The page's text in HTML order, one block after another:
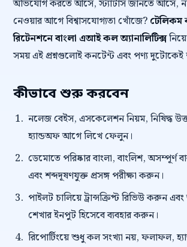
অভিযোগ করতে আসে, স্ট্যাটাস জানতে আসে,
নেওয়ার আগে বিশ্বাসযোগ্যতা খোঁজে? টেলিকম
রিটেনশনে বাংলা এআই কল অ্যানালিটিক্স
সময় এই প্রশ্নগুলোই কনটেন্ট এবং পণ্য দুটোকেই
কীভাবে শুরু করবেন
নলেজ বেইস, এসকেলেশন নিয়ম, নিষিদ্ধ
হ্যান্ডঅফ আগে লিখে ফেলুন।
ডেমোতে পরিষ্কার বাংলা, বাংলিশ, অসম্পূর্ণ
এবং শব্দদূষণযুক্ত প্রসঙ্গ পরীক্ষা করুন।
পাইলট চালিয়ে ট্রান্সক্রিপ্ট রিভিউ করুন
শেখার ইনপুট হিসেবে ব্যবহার করুন।
রিপোর্টিংয়ে শুধু কল সংখ্যা নয়, ফলাফল,